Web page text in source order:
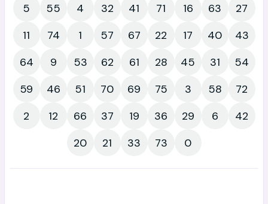
5 55 4 32 41 71 16 63
27
11
74 1 57 67 22 17 40
43
64
9 53 62 61 28 45 31
54
59
46 51 70 69 75 3 58
72
2
12 66 37 19 36 29 6
42
20
21 33 73 0